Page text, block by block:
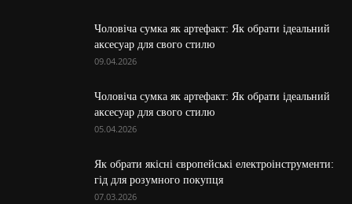
Чоловіча сумка як артефакт: Як обрати ідеальний
аксесуар для свого стилю
09.04.2026
Чоловіча сумка як артефакт: Як обрати ідеальний
аксесуар для свого стилю
05.04.2026
Як обрати якісні європейські електроінструменти:
гід для розумного покупця
07.03.2026